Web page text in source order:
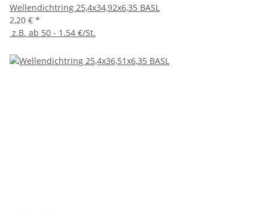
Wellendichtring 25,4x34,92x6,35 BASL
2,20 € *
z.B. ab 50 - 1.54 €/St.